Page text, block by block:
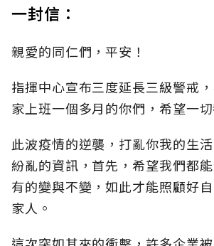
一封信：
親愛的同仁們，平安！
指揮中心宣布三度延長三級警戒
家上班一個多月的你們，希望一切
此波疫情的逆襲，打亂你我的生
紛亂的資訊，首先，希望我們都
有的變與不變，如此才能照顧好
家人。